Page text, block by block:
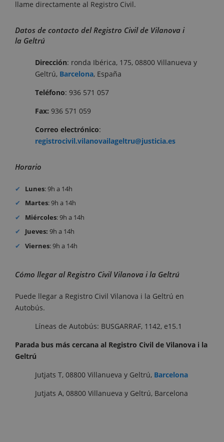
llame directamente al Registro Civil.
Datos de contacto del Registro Civil de Vilanova i
la Geltrú
Dirección: ronda Ibérica, 175, 08800 Villanueva y
Geltrú, Barcelona, España
Teléfono: 936 571 057
Fax: 936 571 059
Correo electrónico:
registrocivil.vilanovailageltru@justicia.es
Horario
Lunes: 9h a 14h
Martes: 9h a 14h
Miércoles: 9h a 14h
Jueves: 9h a 14h
Viernes: 9h a 14h
Cómo llegar al Registro Civil Vilanova i la Geltrú
Puede llegar a Registro Civil Vilanova i la Geltrú en
Autobús.
Líneas de Autobús: BUSGARRAF, 1142, e15.1
Parada bus más cercana al Registro Civil de Vilanova i la
Geltrú
Jutjats T, 08800 Villanueva y Geltrú, Barcelona
Jutjats A, 08800 Villanueva y Geltrú, Barcelona